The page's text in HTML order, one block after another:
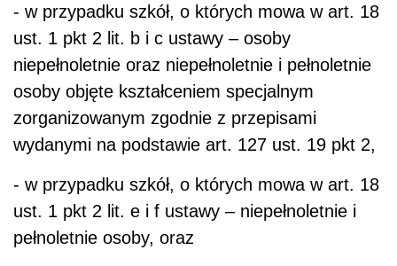
- w przypadku szkół, o których mowa w art. 18
ust. 1 pkt 2 lit. b i c ustawy – osoby
niepełnoletnie oraz niepełnoletnie i pełnoletnie
osoby objęte kształceniem specjalnym
zorganizowanym zgodnie z przepisami
wydanymi na podstawie art. 127 ust. 19 pkt 2,
- w przypadku szkół, o których mowa w art. 18
ust. 1 pkt 2 lit. e i f ustawy – niepełnoletnie i
pełnoletnie osoby, oraz